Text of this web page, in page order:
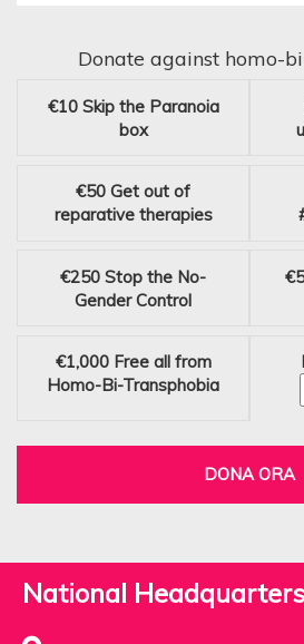
Donate against homo-
€10 Skip the Paranoia
box
€50 Get out of
reparative therapies
€250 Stop the No-
Gender Control
€1,000 Free all from
Homo-Bi-Transphobia
DONA ORA
National Headquarters